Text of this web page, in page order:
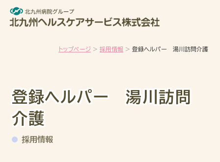
メインコンテンツへスキップ
トップページ 採用情報 登録ヘルパー 湯川訪問介護
登録ヘルパー 湯川訪問
介護
採用情報